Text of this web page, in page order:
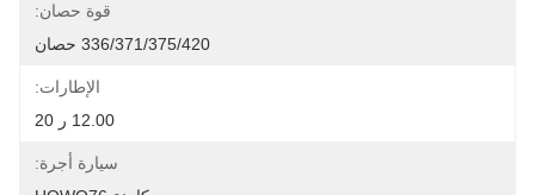
قوة حصان:
336/371/375/420 حصان
الإطارات:
12.00 ر 20
سيارة أجرة: